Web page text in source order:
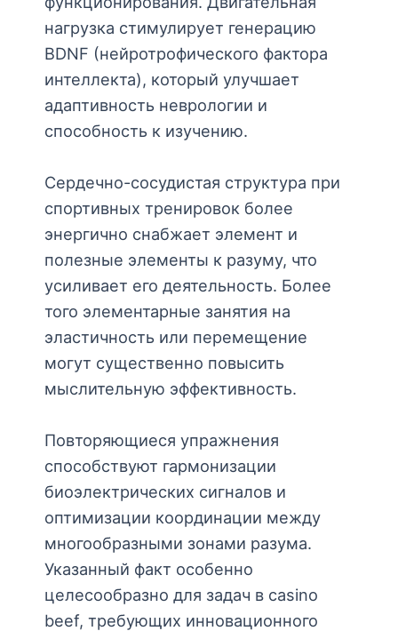
нагрузка стимулирует генерацию
BDNF (нейротрофического фактора
интеллекта), который улучшает
адаптивность неврологии и
способность к изучению.
Сердечно-сосудистая структура при
спортивных тренировок более
энергично снабжает элемент и
полезные элементы к разуму, что
усиливает его деятельность. Более
того элементарные занятия на
эластичность или перемещение
могут существенно повысить
мыслительную эффективность.
Повторяющиеся упражнения
способствуют гармонизации
биоэлектрических сигналов и
оптимизации координации между
многообразными зонами разума.
Указанный факт особенно
целесообразно для задач в casino
beef, требующих инновационного